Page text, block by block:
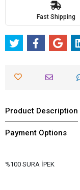
Fast Shipping
Product Description
Payment Options
%100 SURA İPEK